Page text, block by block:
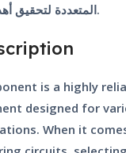
المتعددة لتحقيق أهدافك التقنية بسهولة.
is a highly
designed for
When it